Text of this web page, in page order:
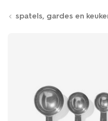
spatels, gardes en